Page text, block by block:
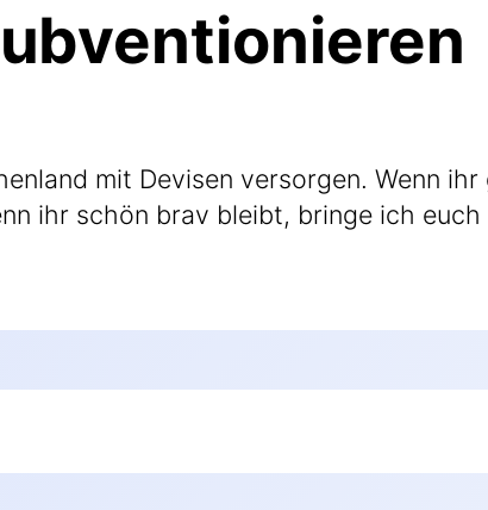
mit Devi­sen ver­sor­gen. Wenn
ihr schön brav bleibt, brin­ge ich